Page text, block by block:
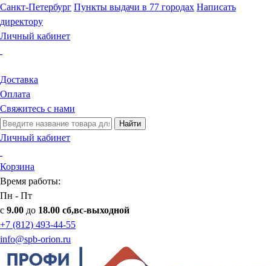
Санкт-Петербург Пункты выдачи в 77 городах Написать
директору
Личный кабинет
Доставка
Оплата
Свяжитесь с нами
Найти
Личный кабинет
Корзина
Время работы:
Пн - Пт
с 9.00 до 18.00 сб,вс-выходной
+7 (812) 493-44-55
info@spb-orion.ru